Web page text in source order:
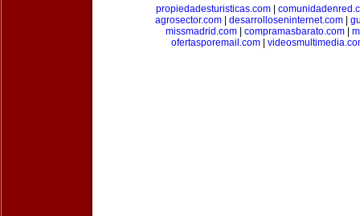
propiedadesturisticas.com|
agrosector.com
desarrolloseninternet.com
missmadrid.com| compramasbarato.com|
ofertasporemail.com